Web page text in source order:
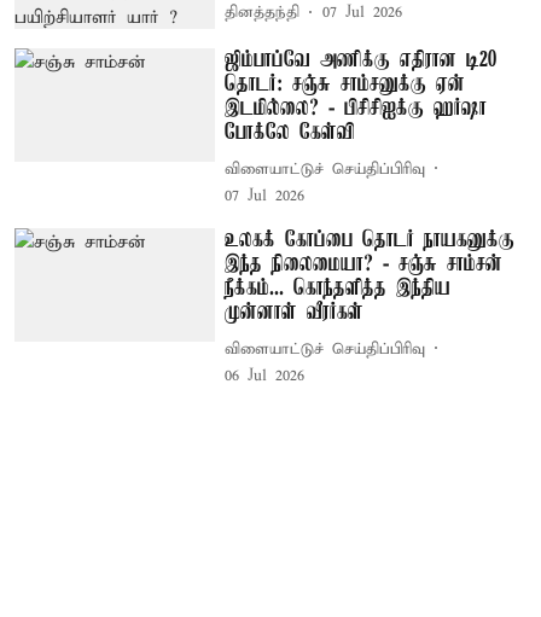
தினத்தந்தி 07 Jul 2026
ஜிம்பாப்வே அணிக்கு எதிரான டி20
தொடர்: சஞ்சு சாம்சனுக்கு ஏன்
இடமில்லை? - பிசிசிஐக்கு ஹர்ஷா
போக்லே கேள்வி
விளையாட்டுச் செய்திப்பிரிவு
07 Jul 2026
உலகக் கோப்பை தொடர் நாயகனுக்கு
இந்த நிலைமையா? - சஞ்சு சாம்சன்
நீக்கம்... கொந்தளித்த இந்திய
முன்னாள் வீரர்கள்
விளையாட்டுச் செய்திப்பிரிவு
06 Jul 2026